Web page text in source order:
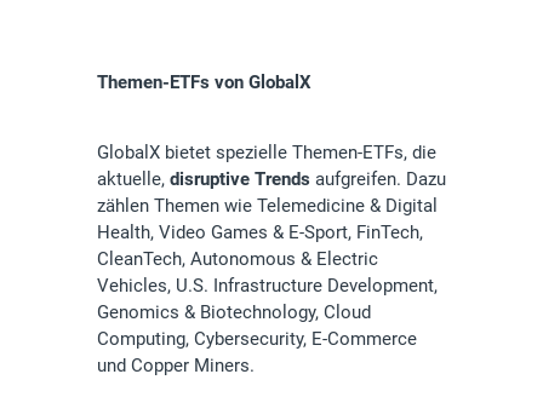
Themen-ETFs von GlobalX
GlobalX bietet spezielle Themen-ETFs, die
aktuelle, disruptive Trends aufgreifen. Dazu
zählen Themen wie Telemedicine & Digital
Health, Video Games & E-Sport, FinTech,
CleanTech, Autonomous & Electric
Vehicles, U.S. Infrastructure Development,
Genomics & Biotechnology, Cloud
Computing, Cybersecurity, E-Commerce
und Copper Miners.